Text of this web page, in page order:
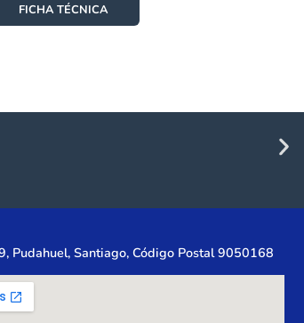
FICHA TÉCNICA
Pudahuel, Santiago, Código Postal 9050168